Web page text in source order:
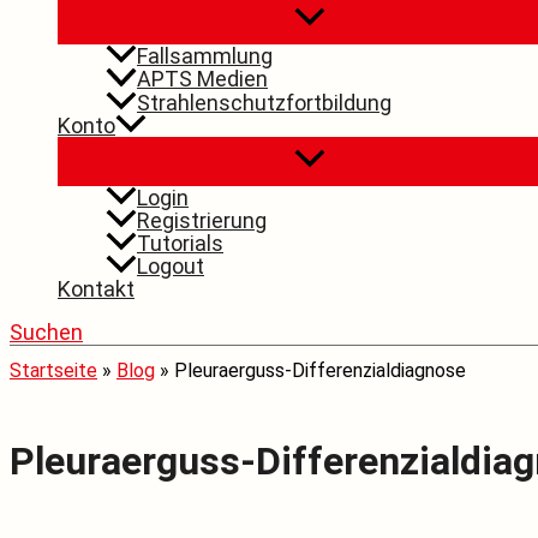
Fallsammlung
APTS Medien
Strahlenschutzfortbildung
Konto
Login
Registrierung
Tutorials
Logout
Kontakt
Suchen
Startseite » Blog » Pleuraerguss-Differenzialdiagnose
Pleuraerguss-